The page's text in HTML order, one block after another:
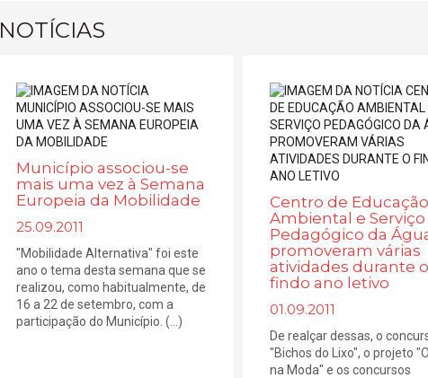
NOTÍCIAS
Município associou-se
mais uma vez à Semana
Europeia da Mobilidade
25.09.2011
"Mobilidade Alternativa" foi este
ano o tema desta semana que se
realizou, como habitualmente, de
16 a 22 de setembro, com a
participação do Município. (...)
Centro de Educação
Ambiental e Serviço
Pedagógico da
promoveram várias
atividades durante o
findo ano letivo
01.09.2011
De realçar dessas, o
"Bichos do Lixo", o projeto
na Moda" e os concursos